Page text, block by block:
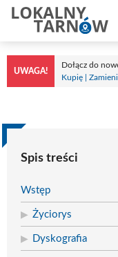
Przejdź
treści
UWAGA!
Dołącz do
Kupię |
Spis treści
Wstęp
Życiorys
Dyskografia